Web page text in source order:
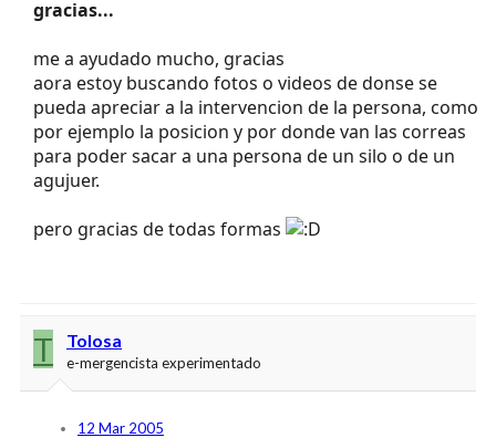
gracias...
me a ayudado mucho, gracias
aora estoy buscando fotos o videos de donse se
pueda apreciar a la intervencion de la persona, como
por ejemplo la posicion y por donde van las correas
para poder sacar a una persona de un silo o de un
agujuer.
pero gracias de todas formas
T Tolosa
e-mergencista experimentado
12 Mar 2005